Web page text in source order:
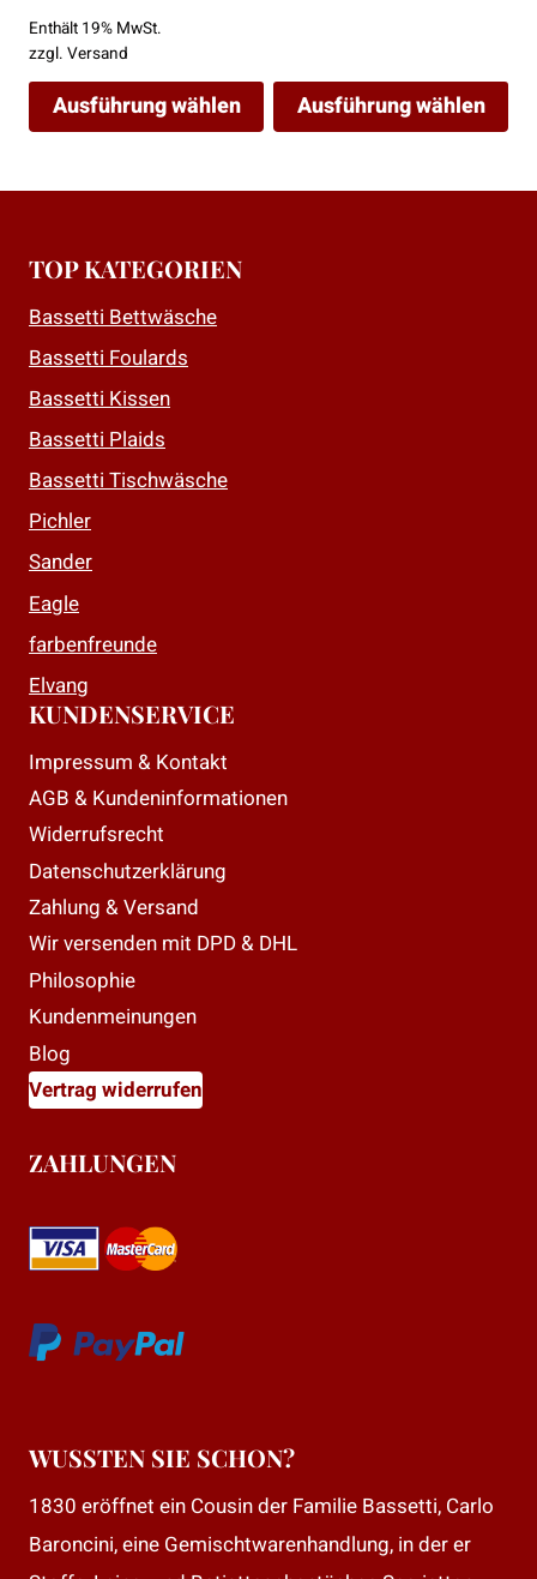
war:
189,00 €
Enthält 19% MwSt.
zzgl. Versand
Ausführung wählen
Varianten
auf.
Optionen
können
auf
der
gewählt
werden
Ausführung wählen
TOP KATEGORIEN
Bassetti Bettwäsche
Bassetti Foulards
Bassetti Kissen
Bassetti Plaids
Bassetti Tischwäsche
Pichler
Sander
Eagle
farbenfreunde
Elvang
KUNDENSERVICE
Impressum & Kontakt
AGB & Kundeninformationen
Widerrufsrecht
Datenschutzerklärung
Zahlung & Versand
Wir versenden mit DPD & DHL
Philosophie
Kundenmeinungen
Blog
Vertrag widerrufen
ZAHLUNGEN
WUSSTEN SIE SCHON?
1830 eröffnet ein Cousin der Familie Bassetti, Carlo
Baroncini, eine Gemischtwarenhandlung, in der er